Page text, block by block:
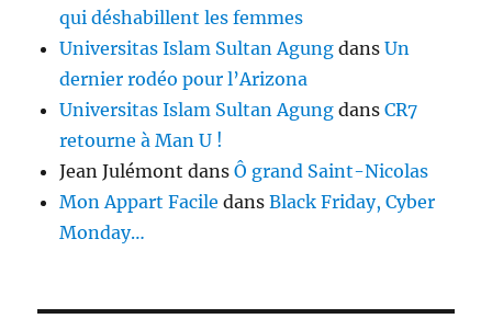
qui déshabillent les femmes
Universitas Islam Sultan Agung dansUn
dernier rodéo pour l’Arizona
Universitas Islam Sultan Agung dansCR7
retourne à Man U !
Jean Julémont dansÔ grand Saint-Nicolas
Mon Appart Facile dansBlack Friday, Cyber
Monday…